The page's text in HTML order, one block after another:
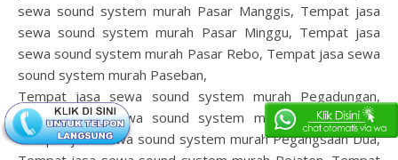
sewa sound system murah Pasar Manggis, Tempat jasa
sewa sound system murah Pasar Minggu, Tempat jasa
sewa sound system murah Pasar Rebo, Tempat jasa sewa
sound system murah Paseban,
Tempat jasa sewa sound system murah Pegadungan,
Tempat jasa sewa sound system murah Pegangsaan,
Tempat jasa sewa sound system murah Pegangsaan Dua,